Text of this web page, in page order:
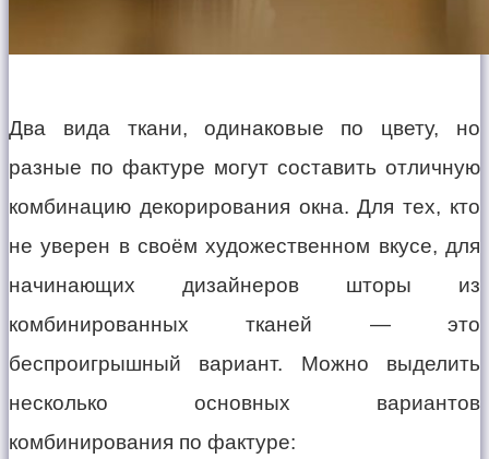
Два вида ткани, одинаковые по цвету, но
разные по фактуре могут составить отличную
комбинацию декорирования окна. Для тех, кто
не уверен в своём художественном вкусе, для
начинающих дизайнеров шторы из
комбинированных тканей — это
беспроигрышный вариант. Можно выделить
несколько основных вариантов
комбинирования по фактуре: